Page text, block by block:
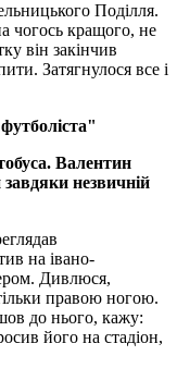
Поділля.
чогось кращого, не
він закінчив
Затягнулося все і
Валентин
незвичній
на івано-
Дивлюся,
правою ногою.
до нього, кажу:
його на стадіон,